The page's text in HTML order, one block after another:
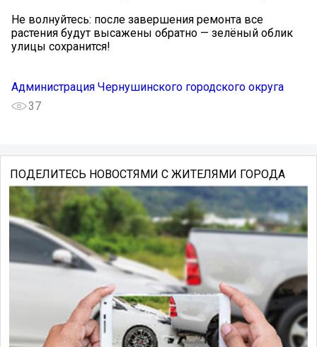
Не волнуйтесь: после завершения ремонта все
растения будут высажены обратно — зелёный облик
улицы сохранится!
Администрация Чернушинского городского округа
37
ПОДЕЛИТЕСЬ НОВОСТЯМИ С ЖИТЕЛЯМИ ГОРОДА